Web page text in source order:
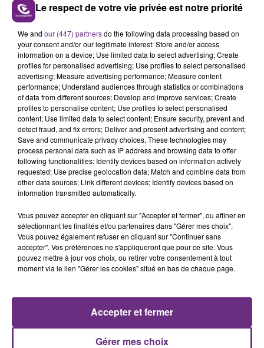
FIL D'ACTU
6 août 2026
SI TOUT LE MONDE FAIT ÇA, MOI L'ANNÉE
PROCHAINE JE VENDANGE EN...
La vendange en Champagne a débuté ce jeudi 6
août dans la commune de Montgueux (Aube). Du
L'ORDRE SUR LES CONDITIONS DE...
Alors que les dates de début des vendange 2026
s'est avéré être plus précoce que prévu,
Le respect de votre vie privée est notre priorité
We and our (447) partnersdo the following data processing based on
your consent and/or our legitimate interest: Store and/or access
information on a device; Use limited data to select advertising; Create
profiles for personalised advertising; Use profiles to select personalised
advertising; Measure advertising performance; Measure content
performance; Understand audiences through statistics or combinations
of data from different sources; Develop and improve services; Create
profiles to personalise content; Use profiles to select personalised
content; Use limited data to select content; Ensure security, prevent and
detect fraud, and fix errors; Deliver and present advertising and content;
Save and communicate privacy choices. These technologies may
process personal data such as IP address and browsing data to offer
following functionalities: Identify devices based on information actively
requested; Use precise geolocation data; Match and combine data from
other data sources; Link different devices; Identify devices based on
information transmitted automatically.
Vous pouvez accepter en cliquant sur "Accepter et fermer", ou affiner en
sélectionnant les finalités et/ou partenaires dans "Gérer mes choix".
Vous pouvez également refuser en cliquant sur "Continuer sans
accepter". Vos préférences ne s'appliqueront que pour ce site. Vous
pouvez mettre à jour vos choix, ou retirer votre consentement à tout
moment via le lien "Gérer les cookies" situé en bas de chaque page.
Gérer mes choix
Accepter et fermer